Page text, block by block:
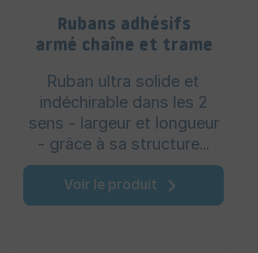
Rubans adhésifs
armé chaîne et trame
Ruban ultra solide et
indéchirable dans les 2
sens - largeur et longueur
- grâce à sa structure...
Voir le produit